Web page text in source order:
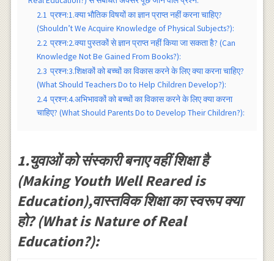
2.1 प्रश्न:1.क्या भौतिक विषयों का ज्ञान प्राप्त नहीं करना चाहिए?
(Shouldn’t We Acquire Knowledge of Physical Subjects?):
2.2 प्रश्न:2.क्या पुस्तकों से ज्ञान प्राप्त नहीं किया जा सकता है? (Can
Knowledge Not Be Gained From Books?):
2.3 प्रश्न:3.शिक्षकों को बच्चों का विकास करने के लिए क्या करना चाहिए?
(What Should Teachers Do to Help Children Develop?):
2.4 प्रश्न:4.अभिभावकों को बच्चों का विकास करने के लिए क्या करना
चाहिए? (What Should Parents Do to Develop Their Children?):
1.युवाओं को संस्कारी बनाए वहीं शिक्षा है
(Making Youth Well Reared is
Education),वास्तविक शिक्षा का स्वरूप क्या
हो? (What is Nature of Real
Education?):